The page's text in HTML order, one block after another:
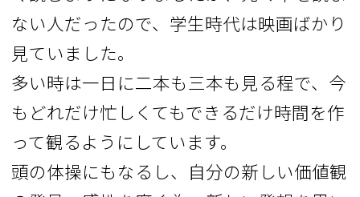
ない人だったので、学生時代は映画ばかり
見ていました。
多い時は一日に二本も三本も見る程で、今
もどれだけ忙しくてもできるだけ時間を作
って観るようにしています。
頭の体操にもなるし、自分の新しい価値観